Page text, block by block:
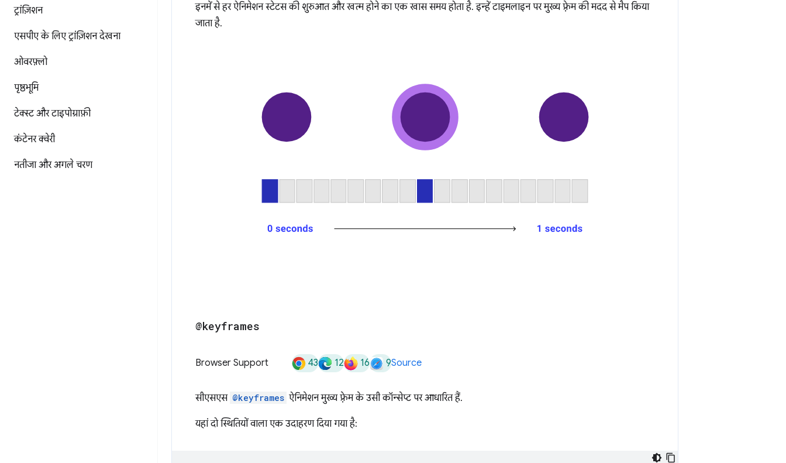
ट्रांज़िशन
एसपीए के लिए ट्रांज़िशन देखना
ओवरफ़्लो
पृष्ठभूमि
टेक्स्ट और टाइपोग्राफ़ी
कंटेनर क्वेरी
नतीजा और अगले चरण
इनमें से हर ऐनिमेशन स्टेटस की शुरुआत और खत्म होने का एक खास समय होता है. इन्हें टाइमलाइन पर मुख्य फ़्रेम की मदद से मैप किया
जाता है.
@keyframes
Browser Support 43 12 16 9Source
सीएसएस @keyframes ऐनिमेशन मुख्य फ़्रेम के उसी कॉन्सेप्ट पर आधारित हैं.
यहां दो स्थितियों वाला एक उदाहरण दिया गया है: